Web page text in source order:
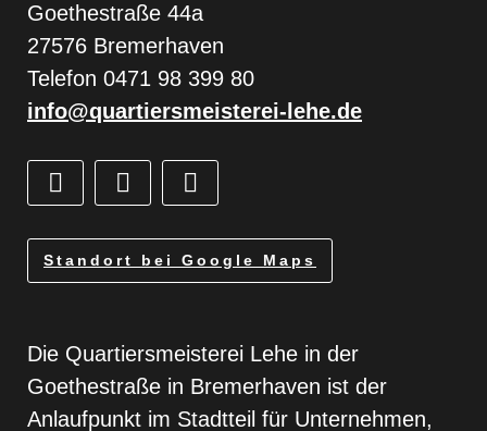
Goethestraße 44a
27576 Bremerhaven
Telefon 0471 98 399 80
info@quartiersmeisterei-lehe.de
Standort bei Google Maps
Die Quartiersmeisterei Lehe in der
Goethestraße in Bremerhaven ist der
Anlaufpunkt im Stadtteil für Unternehmen,